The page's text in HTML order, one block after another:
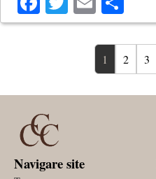
1 2 3
Navigare site